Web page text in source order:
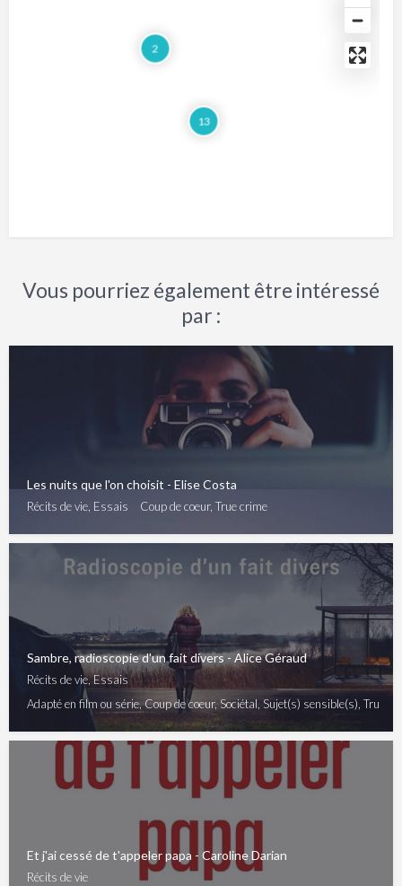
13
2
Vous pourriez également être intéressé
par :
Les nuits que l'on choisit - Elise Costa
Récits de vie, Essais Coup de coeur, True crime
Sambre, radioscopie d'un fait divers - Alice Géraud
Récits de vie, Essais
Adapté en film ou série, Coup de coeur, Sociétal, Sujet(s) sensible(s), True
Et j'ai cessé de t'appeler papa - Caroline Darian
Récits de vie